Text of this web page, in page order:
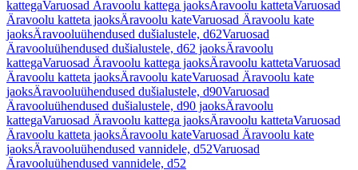
kattegaVaruosad Äravoolu kattega jaoksÄravoolu kattetaVaruosad
Äravoolu katteta jaoksÄravoolu kateVaruosad Äravoolu kate
jaoksÄravooluühendused dušialustele, d62Varuosad
Äravooluühendused dušialustele, d62 jaoksÄravoolu
kattegaVaruosad Äravoolu kattega jaoksÄravoolu kattetaVaruosad
Äravoolu katteta jaoksÄravoolu kateVaruosad Äravoolu kate
jaoksÄravooluühendused dušialustele, d90Varuosad
Äravooluühendused dušialustele, d90 jaoksÄravoolu
kattegaVaruosad Äravoolu kattega jaoksÄravoolu kattetaVaruosad
Äravoolu katteta jaoksÄravoolu kateVaruosad Äravoolu kate
jaoksÄravooluühendused vannidele, d52Varuosad
Äravooluühendused vannidele, d52